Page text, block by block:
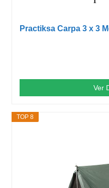
Practiksa Carpa 3 x 3
Ver
TOP 8